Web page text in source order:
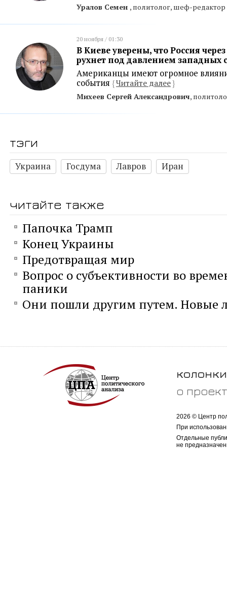
Уралов Семен , политолог, шеф-редактор
20 ноября / 01:30
В Киеве уверены, что Россия
рухнет под давлением западных
Американцы имеют огромное
события {Читайте далее}
Михеев Сергей Александрович,
тэги
Украина Госдума Лавров Иран
читайте также
Папочка Трамп
Конец Украины
Предотвращая мир
Вопрос о субъективности во
паники
Они пошли другим путем. Новые
колонки
о
2026 © Центр
При
Отдельные
не